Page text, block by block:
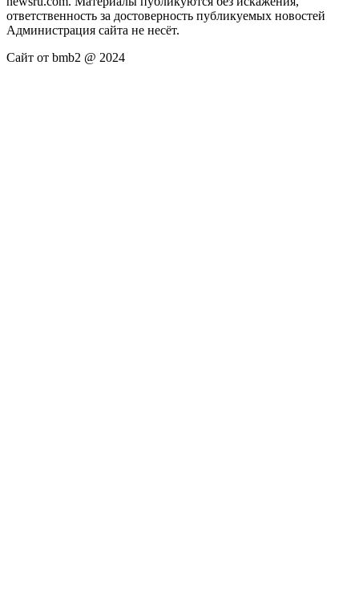
ответственность за достоверность публикуемых новостей
Администрация сайта не несёт.
Сайт от bmb2 @ 2024